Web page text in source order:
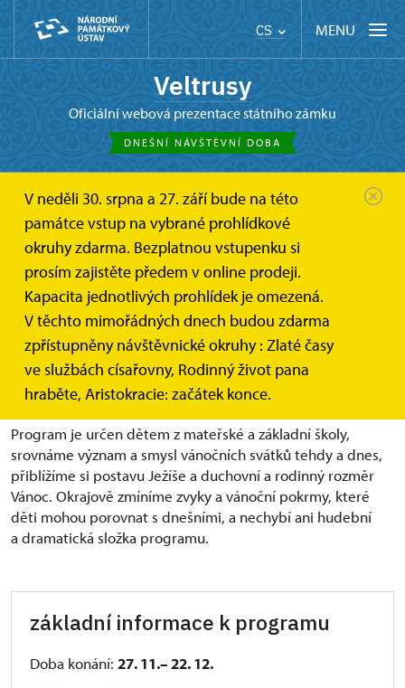
CS MENU
Veltrusy
oficiální webová prezentace státního zámku
DNEŠNÍ NÁVŠTĚVNÍ DOBA
V neděli 30. srpna a 27. září bude na této
památce vstup na vybrané prohlídkové
okruhy zdarma. Bezplatnou vstupenku si
prosím zajistěte předem v online prodeji.
Kapacita jednotlivých prohlídek je omezená.
V těchto mimořádných dnech budou zdarma
zpřístupněny návštěvnické okruhy : Zlaté časy
ve službách císařovny, Rodinný život pana
hraběte, Aristokracie: začátek konce.
Vánoce na zámku
Jak se na zámku slavily před sto lety Vánoce? Vydejte
se s námi na návštěvu k paní hraběnce a panu
hraběti a podíváme se, co pro ně znamenaly vánoční
svátky, jak je prožívali a jaké drželi zvyky.
Program je určen dětem z mateřské a základní školy,
srovnáme význam a smysl vánočních svátků tehdy a dnes,
přiblížíme si postavu Ježíše a duchovní a rodinný rozměr
Vánoc. Okrajově zmíníme zvyky a vánoční pokrmy, které
děti mohou porovnat s dnešními, a nechybí ani hudební
a dramatická složka programu.
základní informace k programu
Doba konání: 27. 11.– ⁠22. 12.